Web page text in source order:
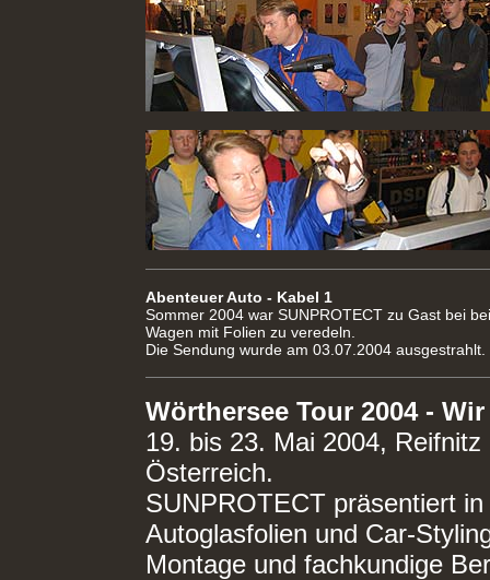
Abenteuer Auto - Kabel 1
Sommer 2004 war SUNPROTECT zu Gast bei
Wagen mit Folien zu veredeln.
Die Sendung wurde am 03.07.2004 ausgestrahlt.
Wörthersee Tour 2004 -
19. bis 23. Mai 2004,
Österreich.
SUNPROTECT präsentiert
Autoglasfolien und Car-
Montage und fachkundige